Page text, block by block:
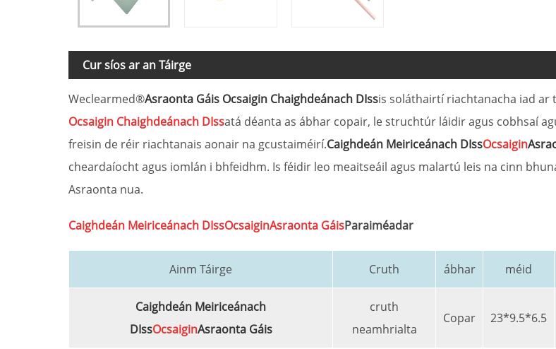
Cur síos ar an Táirge
Weclearmed®Asraonta Gáis Ocsaigin Chaighdeánach DIssis soláthairtí riachtanacha iad ar
Ocsaigin Chaighdeánach DIssatá déanta as ábhar copair, le struchtúr láidir agus cobhsaí
freisin de réir riachtanais aonair na gcustaiméirí.Caighdeán Meiriceánach DIssOcsaigin
cheardaíocht agus iomlán i bhfeidhm. Is féidir leo meaitseáil agus malartú leis na cinn
Asraonta nua.
Caighdeán Meiriceánach DIssOcsaiginAsraonta GáisParaiméadar
Ainm Táirge Cruth ábhar méid
Caighdeán Meiriceánach
DIssOcsaiginAsraonta Gáis
cruth
neamhrialta
Copar 23*9.5*6.5